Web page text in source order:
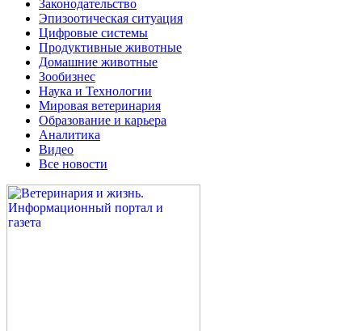
Законодательство
Эпизоотическая ситуация
Цифровые системы
Продуктивные животные
Домашние животные
Зообизнес
Наука и Технологии
Мировая ветеринария
Образование и карьера
Аналитика
Видео
Все новости